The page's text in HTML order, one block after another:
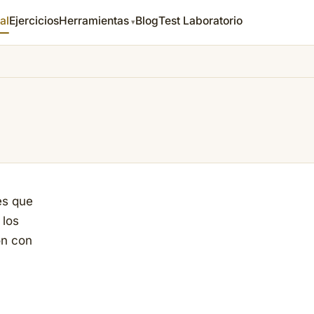
EjerciciosHerramientas BlogTest Laboratorio
que
con